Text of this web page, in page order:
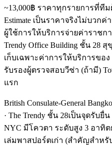
~13,000฿ ราคาทุกรายการที่ที
Estimate เป็นราคาจริงไม่บวกค่
ผู้ใช้การให้บริการจ่ายค่าราชกา
Trendy Office Building ชั้น 28
เก็บเฉพาะค่าการให้บริการขอ
รับรองผู้ตรวจสอบวีซ่า (ถ้ามี)
แรก
British Consulate-General
· The Trendy ชั้น 28เป็นจุดรับ
NYC มีโควตา ระดับสูง 3 อา
เล่มพาสปอร์ตเก่า (สำคัญสำหรั